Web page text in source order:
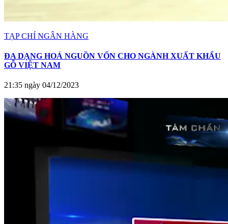
TẠP CHÍ NGÂN HÀNG
ĐA DẠNG HOÁ NGUỒN VỐN CHO NGÀNH XUẤT KHẨU
GỖ VIỆT NAM
21:35 ngày 04/12/2023